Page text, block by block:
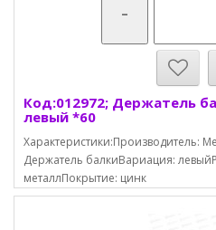
-
Код:012972; Держатель
левый *60
Характеристики:Производитель:
Держатель балкиВариация:
металлПокрытие: цинк